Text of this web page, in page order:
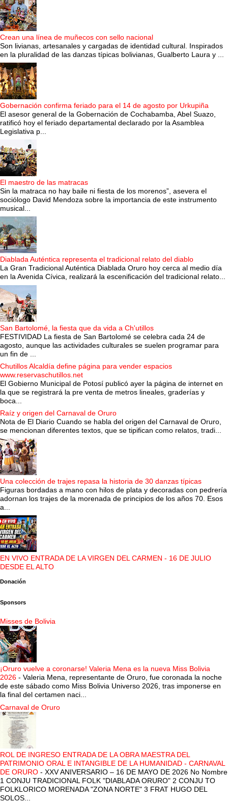
Crean una línea de muñecos con sello nacional
Son livianas, artesanales y cargadas de identidad cultural. Inspirados
en la pluralidad de las danzas típicas bolivianas, Gualberto Laura y ...
Gobernación confirma feriado para el 14 de agosto por Urkupiña
El asesor general de la Gobernación de Cochabamba, Abel Suazo,
ratificó hoy el feriado departamental declarado por la Asamblea
Legislativa p...
El maestro de las matracas
Sin la matraca no hay baile ni fiesta de los morenos”, asevera el
sociólogo David Mendoza sobre la importancia de este instrumento
musical...
Diablada Auténtica representa el tradicional relato del diablo
La Gran Tradicional Auténtica Diablada Oruro hoy cerca al medio día
en la Avenida Cívica, realizará la escenificación del tradicional relato...
San Bartolomé, la fiesta que da vida a Ch'utillos
FESTIVIDAD La fiesta de San Bartolomé se celebra cada 24 de
agosto, aunque las actividades culturales se suelen programar para
un fin de ...
Chutillos Alcaldía define página para vender espacios
www.reservaschutillos.net
El Gobierno Municipal de Potosí publicó ayer la página de internet en
la que se registrará la pre venta de metros lineales, graderías y
boca...
Raíz y origen del Carnaval de Oruro
Nota de El Diario Cuando se habla del origen del Carnaval de Oruro,
se mencionan diferentes textos, que se tipifican como relatos, tradi...
Una colección de trajes repasa la historia de 30 danzas típicas
Figuras bordadas a mano con hilos de plata y decoradas con pedrería
adornan los trajes de la morenada de principios de los años 70. Esos
a...
EN VIVO ENTRADA DE LA VIRGEN DEL CARMEN - 16 DE JULIO
DESDE EL ALTO
Donación
Sponsors
Misses de Bolivia
¡Oruro vuelve a coronarse! Valeria Mena es la nueva Miss Bolivia
2026 - Valeria Mena, representante de Oruro, fue coronada la noche
de este sábado como Miss Bolivia Universo 2026, tras imponerse en
la final del certamen naci...
Carnaval de Oruro
ROL DE INGRESO ENTRADA DE LA OBRA MAESTRA DEL
PATRIMONIO ORAL E INTANGIBLE DE LA HUMANIDAD - CARNAVAL
DE ORURO - XXV ANIVERSARIO – 16 DE MAYO DE 2026 No Nombre
1 CONJU TRADICIONAL FOLK "DIABLADA ORURO" 2 CONJU TO
FOLKLORICO MORENADA "ZONA NORTE" 3 FRAT HUGO DEL
SOLOS...